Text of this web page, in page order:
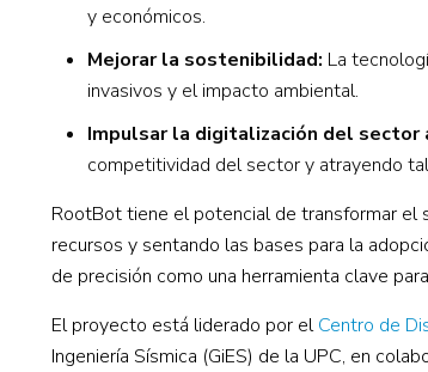
y económicos.
Mejorar la sostenibilidad: La
invasivos y el impacto ambiental.
Impulsar la digitalización del sector
competitividad del sector y atrayendo
RootBot tiene el potencial de transformar el
recursos y sentando las bases para la
de precisión como una herramienta clave
El proyecto está liderado por elCentro de
Ingeniería Sísmica (GiES) de la UPC, en